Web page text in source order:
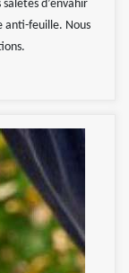
d’envahir
anti-feuille. Nous